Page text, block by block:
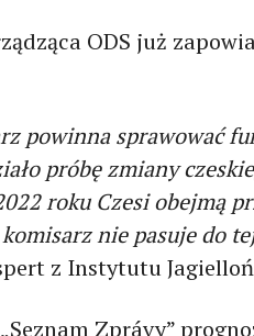
ODS już
powinna sprawować
próbę zmiany
roku Czesi obejmą
nie pasuje do
z Instytutu
Zprávy”